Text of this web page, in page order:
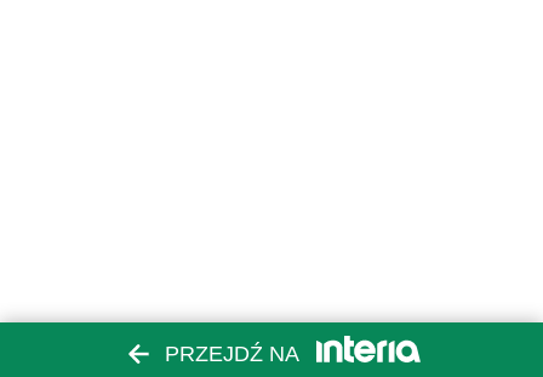
PRZEJDŹ NA